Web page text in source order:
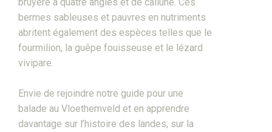
bermes sableuses et pauvres en nutriments
abritent également des espèces telles que le
fourmilion, la guêpe fouisseuse et le lézard
vivipare.
Envie de rejoindre notre guide pour une
balade au Vloethemveld et en apprendre
davantage sur l’histoire des landes, sur la